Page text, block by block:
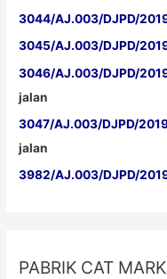
3044/AJ.003/DJPD/
3045/AJ.003/DJPD/
3046/AJ.003/DJPD/
jalan
3047/AJ.003/DJPD/
jalan
3982/AJ.003/DJPD/
PABRIK CAT